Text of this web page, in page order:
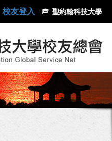
校友登入 聖約翰科技大學